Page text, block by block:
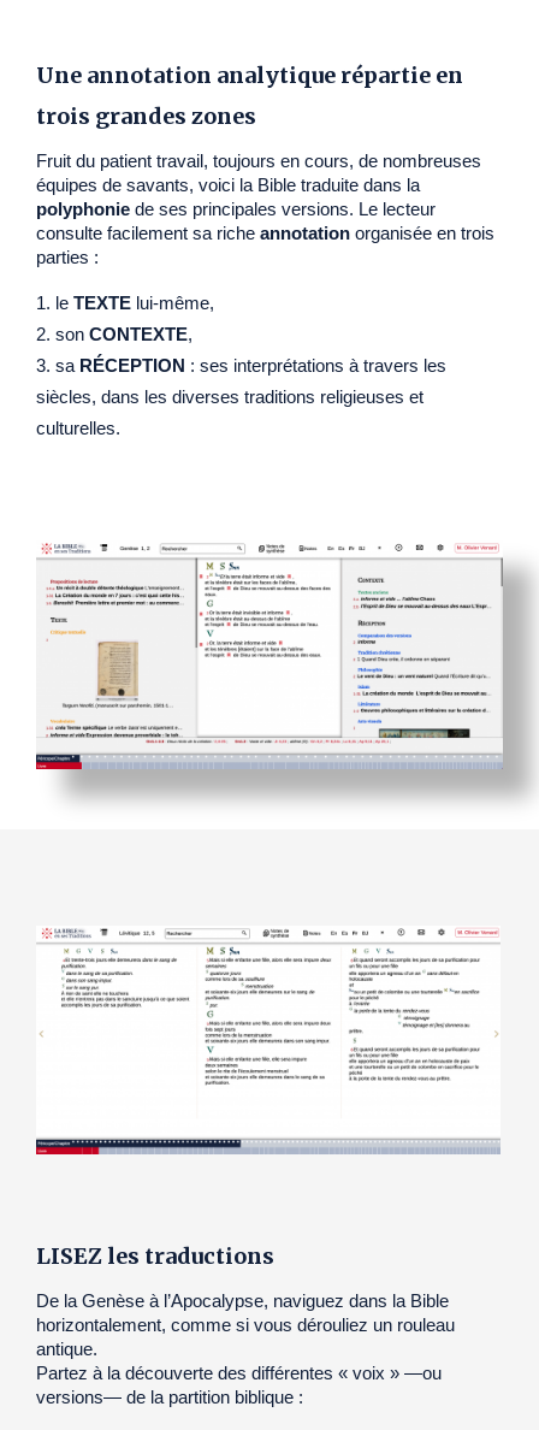
Une annotation analytique répartie en
trois grandes zones
Fruit du patient travail, toujours en cours, de nombreuses
équipes de savants, voici la Bible traduite dans la
polyphonie de ses principales versions. Le lecteur
consulte facilement sa riche annotation organisée en trois
parties :
le TEXTE lui-même,
son CONTEXTE,
sa RÉCEPTION : ses interprétations à travers les
siècles, dans les diverses traditions religieuses et
culturelles.
LISEZ les traductions
De la Genèse à l’Apocalypse, naviguez dans la Bible
horizontalement, comme si vous dérouliez un rouleau
antique.
Partez à la découverte des différentes « voix » —ou
versions— de la partition biblique :